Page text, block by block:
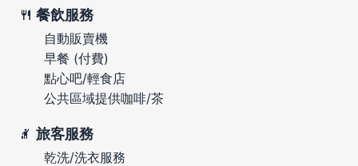
餐飲服務
自動販賣機
早餐 (付費)
點心吧/輕食店
公共區域提供咖啡/茶
旅客服務
乾洗/洗衣服務